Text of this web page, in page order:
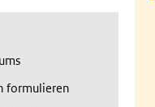
formulieren